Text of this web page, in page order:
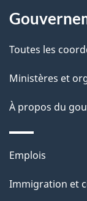
d
e
p
a
site
Toutes les
Ministères et
À propos du
Thèmes
sujets
Emplois
Immigration et